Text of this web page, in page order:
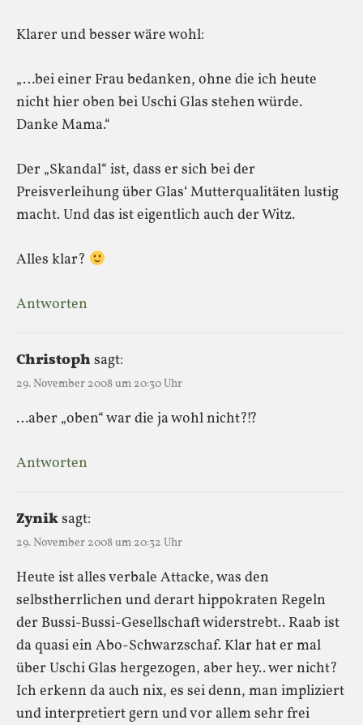
Klarer und besser wäre wohl:
„…bei einer Frau bedanken, ohne die ich heute
nicht hier oben bei Uschi Glas stehen würde.
Danke Mama.“
Der „Skandal“ ist, dass er sich bei der
Preisverleihung über Glas‘ Mutterqualitäten lustig
macht. Und das ist eigentlich auch der Witz.
Alles klar?
Antworten
Christoph sagt:
29. November 2008 um 20:30 Uhr
…aber „oben“ war die ja wohl nicht?!?
Antworten
Zyniksagt:
29. November 2008 um 20:32 Uhr
Heute ist alles verbale Attacke, was den
selbstherrlichen und derart hippokraten Regeln
der Bussi-Bussi-Gesellschaft widerstrebt.. Raab ist
da quasi ein Abo-Schwarzschaf. Klar hat er mal
über Uschi Glas hergezogen, aber hey.. wer nicht?
Ich erkenn da auch nix, es sei denn, man impliziert
und interpretiert gern und vor allem sehr frei